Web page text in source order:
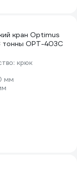
кран Optimus
тонны OPT-403C
крюк
мм